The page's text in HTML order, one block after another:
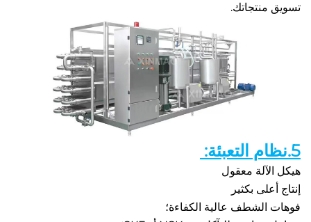
معقول
بكثير
عالية الكفاءة؛